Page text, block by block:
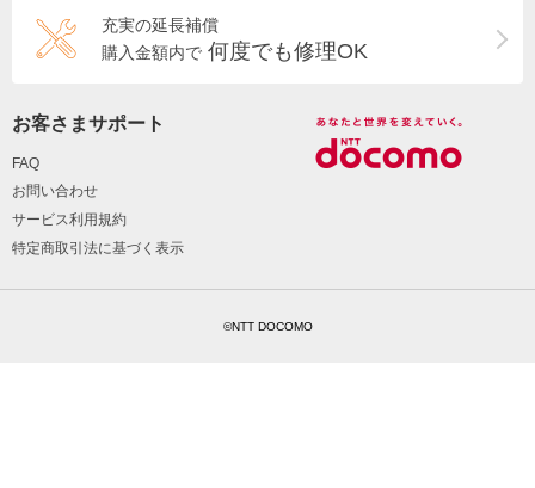
充実の延長補償
購入金額内で 何度でも修理OK
お客さまサポート
FAQ
お問い合わせ
サービス利用規約
特定商取引法に基づく表示
©NTT DOCOMO